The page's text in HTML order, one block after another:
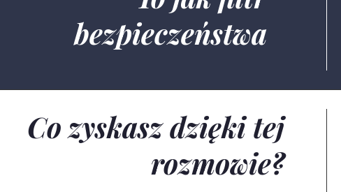
bezpieczeństwa
Co zyskasz dzięki tej
rozmowie?